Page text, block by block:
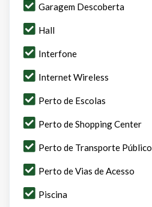
Garagem Descoberta
Hall
Interfone
Internet Wireless
Perto de Escolas
Perto de Shopping Center
Perto de Transporte Público
Perto de Vias de Acesso
Piscina